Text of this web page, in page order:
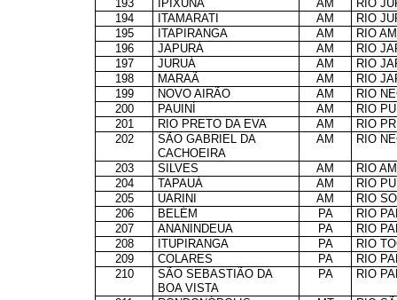
193 IPIXUNA AM
RIO
194
ITAMARATI AM
RIO
195
ITAPIRANGA AM
RIO
196
JAPURÁ AM
RIO
197
JURUÁ AM
RIO
198
MARAÃ AM
RIO
199
NOVO AIRÃO AM
RIO
200
PAUINÍ AM
RIO
201
RIO PRETO DA EVA AM
RIO
202
SÃO GABRIEL DA AM
RIO
CACHOEIRA
203
SILVES AM
RIO
204
TAPAUÁ AM
RIO
205
UARINI AM
RIO
206
BELÉM PA
RIO
207
ANANINDEUA PA
RIO
208
ITUPIRANGA PA
RIO
209
COLARES PA
RIO
210
SÃO SEBASTIÃO DA PA
RIO
BOA VISTA